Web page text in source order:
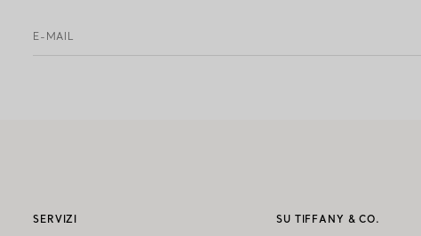
E-MAIL
SERVIZI SU TIFFANY & CO.